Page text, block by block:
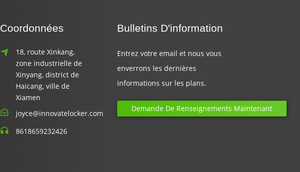
Coordonnées
18, route Xinkang,
zone industrielle de
Xinyang, district de
Haicang, ville de
Xiamen
joyce@innovatelocker.com
8618659232426
Bulletins D'information
Entrez votre email et nous vous
enverrons les dernières
informations sur les plans.
Demande De Renseignements Maintenant